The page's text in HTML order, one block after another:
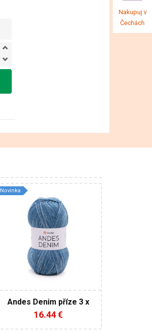
Nakupuj v
Čechách
Novinka
20 % Vlna - 80 %
240
450
Andes Denim příze 3 x
150 g
16.44 €